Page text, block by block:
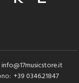
info@17musicstore.it
+39 0346.21847